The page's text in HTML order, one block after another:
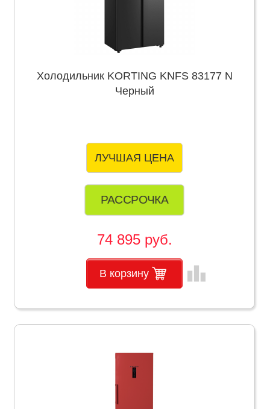
Холодильник KORTING KNFS 83177 N
Черный
ЛУЧШАЯ ЦЕНА
РАССРОЧКА
74 895 руб.
В корзину leaderboard